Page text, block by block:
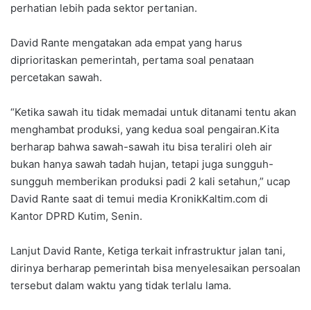
perhatian lebih pada sektor pertanian.
David Rante mengatakan ada empat yang harus
diprioritaskan pemerintah, pertama soal penataan
percetakan sawah.
“Ketika sawah itu tidak memadai untuk ditanami tentu akan
menghambat produksi, yang kedua soal pengairan.Kita
berharap bahwa sawah-sawah itu bisa teraliri oleh air
bukan hanya sawah tadah hujan, tetapi juga sungguh-
sungguh memberikan produksi padi 2 kali setahun,” ucap
David Rante saat di temui media KronikKaltim.com di
Kantor DPRD Kutim, Senin.
Lanjut David Rante, Ketiga terkait infrastruktur jalan tani,
dirinya berharap pemerintah bisa menyelesaikan persoalan
tersebut dalam waktu yang tidak terlalu lama.